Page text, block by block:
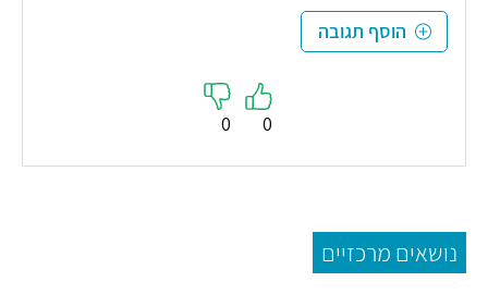
הוסף תגובה
0
0
נושאים מרכזיים
מום
מלידה,